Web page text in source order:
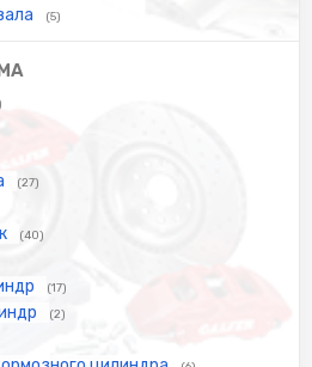
(5)
(27)
(40)
(17)
(2)